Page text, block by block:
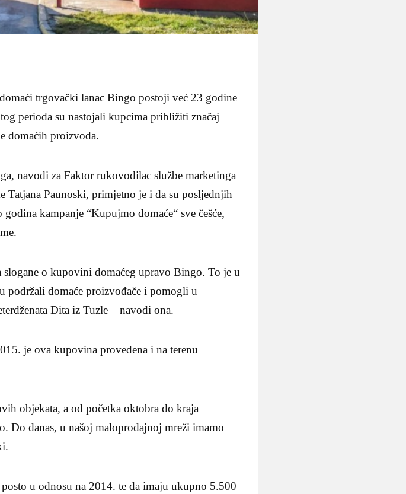
trgovački lanac Bingo postoji već 23 godine
perioda su nastojali kupcima približiti značaj
domaćih proizvoda.
navodi za Faktor rukovodilac službe marketinga
Tatjana Paunoski, primjetno je i da su posljednjih
kampanje “Kupujmo domaće“ sve češće,
o kupovini domaćeg upravo Bingo. To je u
podržali domaće proizvođače i pomogli u
Dita iz Tuzle – navodi ona.
je ova kupovina provedena i na terenu
objekata, a od početka oktobra do kraja
Do danas, u našoj maloprodajnoj mreži imamo
u odnosu na 2014. te da imaju ukupno 5.500